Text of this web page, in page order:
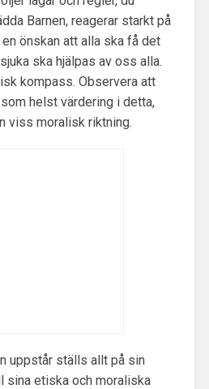
Barnen, reagerar starkt på
önskan att alla ska få det
ska hjälpas av oss alla.
kompass. Observera att
helst värdering i detta,
viss moralisk riktning.
uppstår ställs allt på sin
sina etiska och moraliska